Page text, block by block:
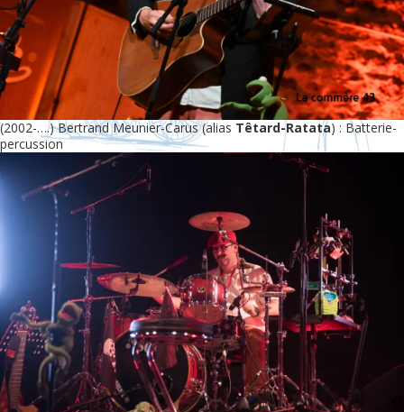
(2002-….) Bertrand Meunier-Carus (alias Têtard-Ratata) : Batterie-
percussion